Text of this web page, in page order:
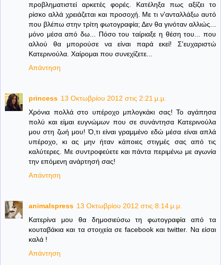
προβληματιστεί αρκετές φορές. Κατέληξα πως αξίζει το
ρίσκο αλλά χρειάζεται και προσοχή. Με τι ν'ανταλλάξω αυτό
που βλέπω στην τρίτη φωτογραφία; Δεν θα γινόταν αλλιώς...
μόνο μέσα από δω... Πόσο του ταίριαξε η θέση του... που
αλλού θα μπορούσε να είναι παρά εκεί! Σ'ευχαριστώ
Κατερινούλα. Χαίρομαι που συνεχίζετε...
Απάντηση
princess 13 Οκτωβρίου 2012 στις 2:21 μ.μ.
Χρόνια πολλά στο υπέροχο μπλογκάκι σας! Το αγάπησα
πολύ και είμαι ευγνώμων που σε συνάντησα Κατερινούλα
μου στη ζωή μου! Ό,τι είναι γραμμένο εδώ μέσα είναι απλά
υπέροχο, κι ας μην ήταν κάποιες στιγμές σας από τις
καλύτερες. Με συντροφεύετε και πάντα περιμένω με αγωνία
την επόμενη ανάρτησή σας!
Απάντηση
animalspress 13 Οκτωβρίου 2012 στις 8:14 μ.μ.
Κατερίνα μου θα δημοσιεύσω τη φωτογραφία από τα
κουταβάκια και τα στοιχεία σε facebook και twitter. Να είσαι
καλά !
Απάντηση